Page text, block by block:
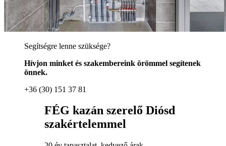
Segítségre lenne szüksége?
Hívjon minket és szakembereink örömmel segítenek
önnek.
+36 (30) 151 37 81
FÉG kazán szerelő Diósd
szakértelemmel